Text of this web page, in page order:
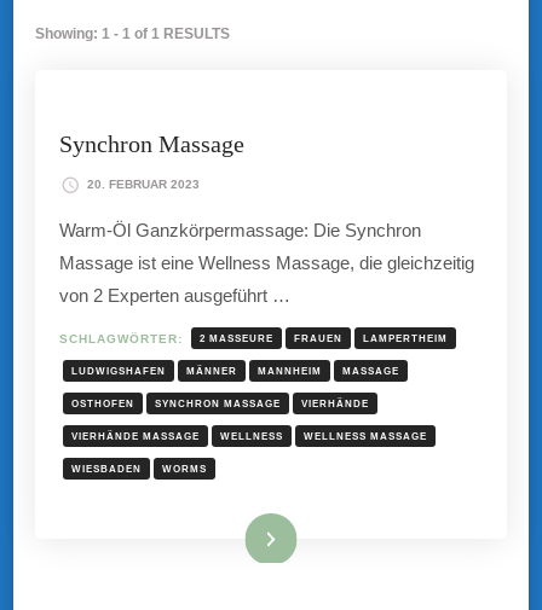
Showing: 1 - 1 of 1 RESULTS
Synchron Massage
20. FEBRUAR 2023
Warm-Öl Ganzkörpermassage: Die Synchron
Massage ist eine Wellness Massage, die gleichzeitig
von 2 Experten ausgeführt …
SCHLAGWÖRTER: 2 MASSEURE FRAUEN LAMPERTHEIM
LUDWIGSHAFEN MÄNNER MANNHEIM MASSAGE
OSTHOFEN SYNCHRON MASSAGE VIERHÄNDE
VIERHÄNDE MASSAGE WELLNESS WELLNESS MASSAGE
WIESBADEN WORMS
Mehr hier ...